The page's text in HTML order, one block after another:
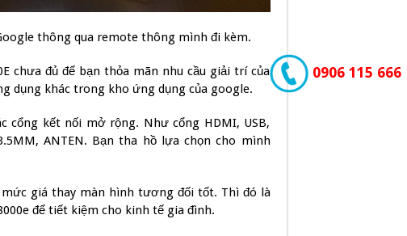
thông qua remote thông mình đi kèm.
chưa đủ để bạn thỏa mãn nhu cầu giải trí của
dụng khác trong kho ứng dụng của google.
kết nối mở rộng. Như cổng HDMI, USB,
3.5MM, ANTEN. Bạn tha hồ lựa chọn cho mình
giá thay màn hình tương đối tốt. Thì đó là
để tiết kiệm cho kinh tế gia đình.
0906 115 666